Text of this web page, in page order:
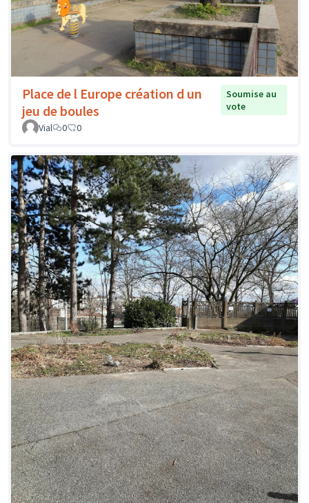
Place de l Europe création d un
jeu de boules
Soumise au
vote
Vial
0 0